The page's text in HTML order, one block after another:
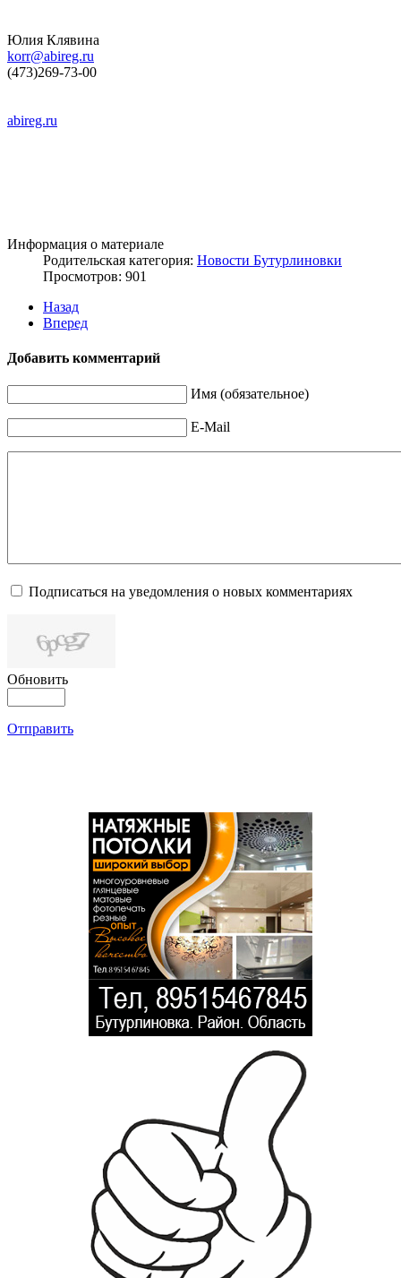
Юлия Клявина
korr@abireg.ru
(473)269-73-00
abireg.ru
Информация о материале
Родительская категория: Новости Бутурлиновки
Просмотров: 901
Назад
Вперед
Добавить комментарий
Имя (обязательное)
E-Mail
Подписаться на уведомления о новых комментариях
Обновить
Отправить